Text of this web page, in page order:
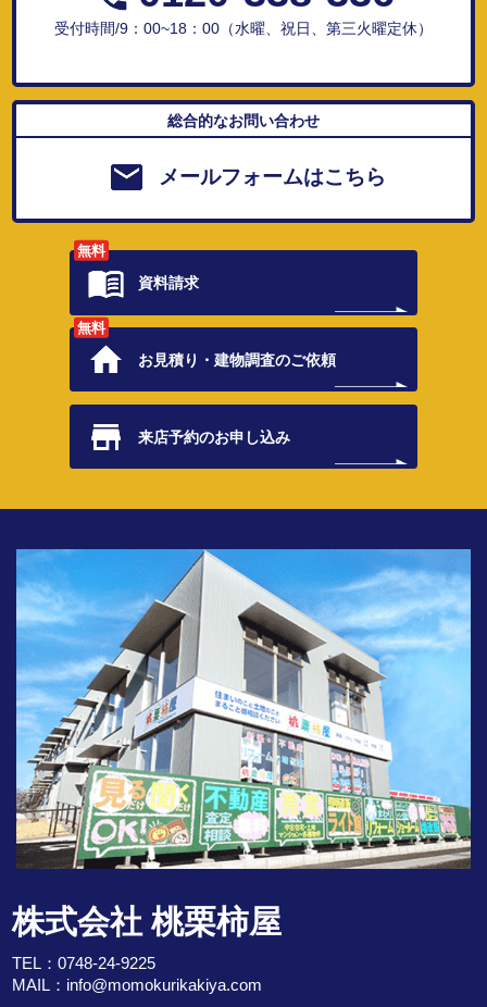
受付時間/9：00~18：00（水曜、祝日、第三火曜定休）
総合的なお問い合わせ
メールフォームはこちら
無料
資料請求
無料
お見積り・建物調査のご依頼
来店予約のお申し込み
株式会社 桃栗柿屋
TEL：0748-24-9225
MAIL： info@momokurikakiya.com